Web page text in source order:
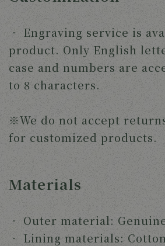
‧ Engraving service is
product. Only English
case and numbers are
to 8 characters.
※We do not accept
for customized products.
Materials
‧ Outer material:
‧ Lining materials: Cotton